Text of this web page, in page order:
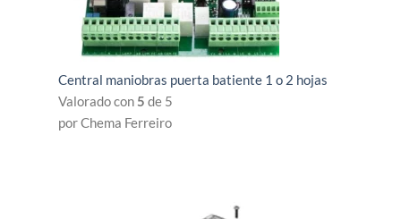
Central maniobras puerta batiente 1 o 2 hojas
Valorado con5 de 5
por Chema Ferreiro